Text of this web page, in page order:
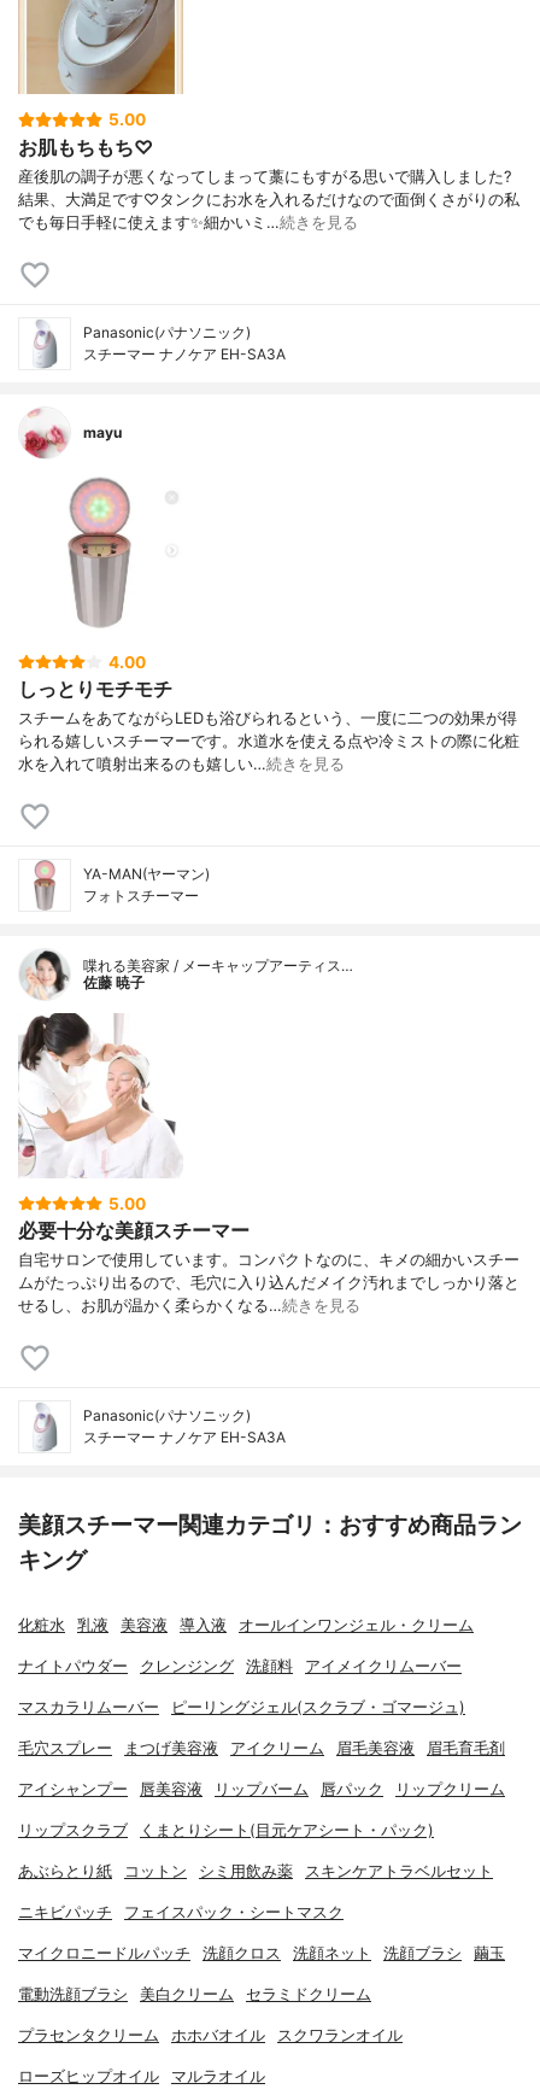
5.00
お肌もちもち♡
産後肌の調子が悪くなってしまって藁にもすがる思いで購入しました?
結果、大満足です♡タンクにお水を入れるだけなので面倒くさがりの私
でも毎日手軽に使えます✨細かいミ…続きを見る
Panasonic(パナソニック)
スチーマー ナノケア EH-SA3A
mayu
4.00
しっとりモチモチ
スチームをあてながらLEDも浴びられるという、一度に二つの効果が得
られる嬉しいスチーマーです。水道水を使える点や冷ミストの際に化粧
水を入れて噴射出来るのも嬉しい…続きを見る
YA-MAN(ヤーマン)
フォトスチーマー
喋れる美容家 / メーキャップアーティス…
佐藤 暁子
5.00
必要十分な美顔スチーマー
自宅サロンで使用しています。コンパクトなのに、キメの細かいスチー
ムがたっぷり出るので、毛穴に入り込んだメイク汚れまでしっかり落と
せるし、お肌が温かく柔らかくなる…続きを見る
Panasonic(パナソニック)
スチーマー ナノケア EH-SA3A
美顔スチーマー関連カテゴリ：おすすめ商品ラン
キング
化粧水 乳液 美容液 導入液 オールインワンジェル・クリーム
ナイトパウダー クレンジング 洗顔料 アイメイクリムーバー
マスカラリムーバー ピーリングジェル(スクラブ・ゴマージュ)
毛穴スプレー まつげ美容液 アイクリーム 眉毛美容液 眉毛育毛剤
アイシャンプー 唇美容液 リップバーム 唇パック リップクリーム
リップスクラブ くまとりシート(目元ケアシート・パック)
あぶらとり紙 コットン シミ用飲み薬 スキンケアトラベルセット
ニキビパッチ フェイスパック・シートマスク
マイクロニードルパッチ 洗顔クロス 洗顔ネット 洗顔ブラシ 繭玉
電動洗顔ブラシ 美白クリーム セラミドクリーム
プラセンタクリーム ホホバオイル スクワランオイル
ローズヒップオイル マルラオイル